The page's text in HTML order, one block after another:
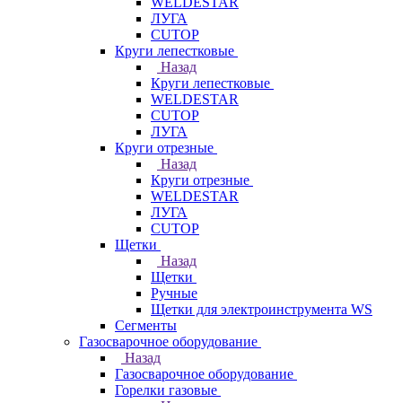
ЛУГА
CUTOP
Круги лепестковые
Назад
Круги лепестковые
WELDESTAR
CUTOP
ЛУГА
Круги отрезные
Назад
Круги отрезные
WELDESTAR
ЛУГА
CUTOP
Щетки
Назад
Щетки
Ручные
Щетки для электроинструмента WS
Сегменты
Газосварочное оборудование
Назад
Газосварочное оборудование
Горелки газовые